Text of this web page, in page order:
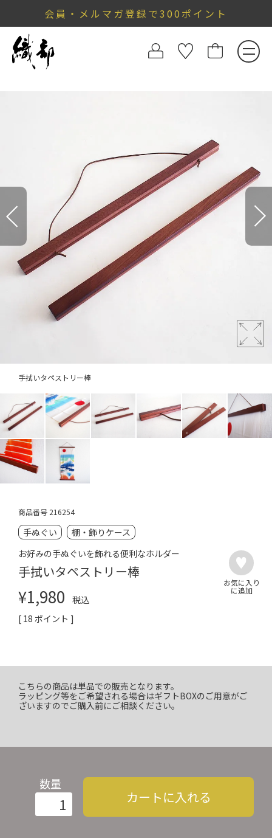
会員・メルマガ登録で300ポイント
手拭いタペストリー棒
商品番号 216254
手ぬぐい
棚・飾りケース
お好みの手ぬぐいを飾れる便利なホルダー
手拭いタペストリー棒
¥1,980
税込
[ 18 ポイント ]
こちらの商品は単品での販売となります。
ラッピング等をご希望される場合はギフトBOXのご用意がご
ざいますのでご購入前にご相談ください。
数量
カートに入れる